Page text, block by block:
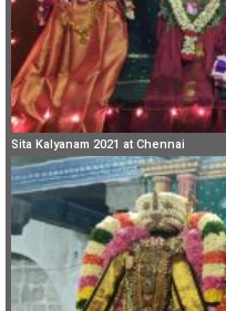
Sita Kalyanam 2021 at Chennai